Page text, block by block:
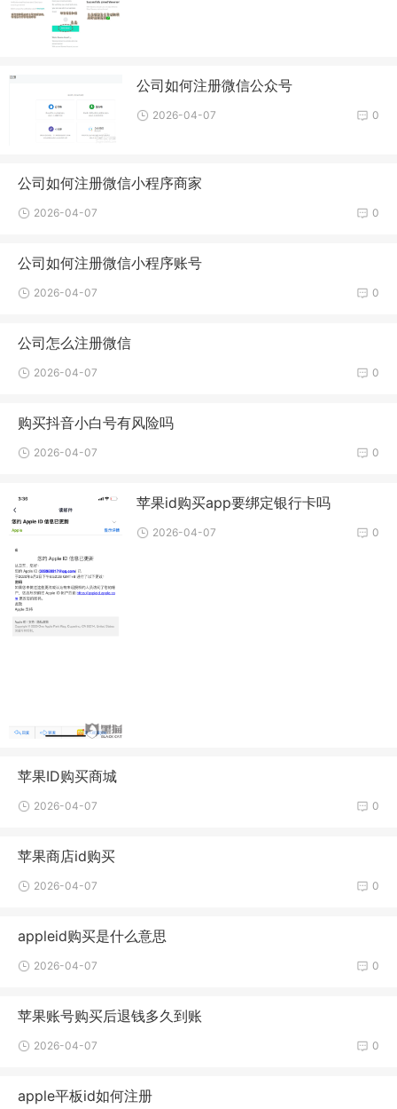
公司如何注册微信公众号
0
2026-04-07
公司如何注册微信小程序商家
0
2026-04-07
公司如何注册微信小程序账号
0
2026-04-07
公司怎么注册微信
0
2026-04-07
购买抖音小白号有风险吗
0
2026-04-07
苹果id购买app要绑定银行卡吗
0
2026-04-07
苹果ID购买商城
0
2026-04-07
苹果商店id购买
0
2026-04-07
appleid购买是什么意思
0
2026-04-07
苹果账号购买后退钱多久到账
0
2026-04-07
apple平板id如何注册